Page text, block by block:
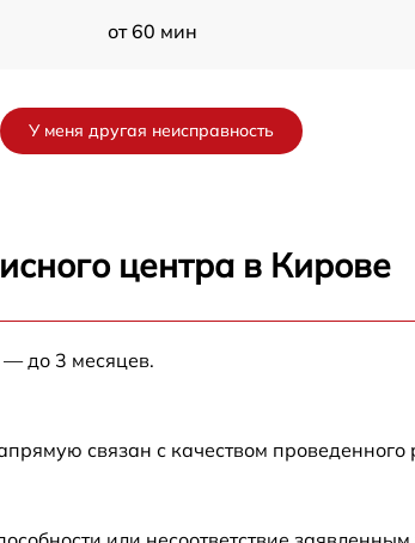
от 60 мин
от 60 мин
У меня другая неисправность
центра в Кирове
— до 3 месяцев.
связан с качеством